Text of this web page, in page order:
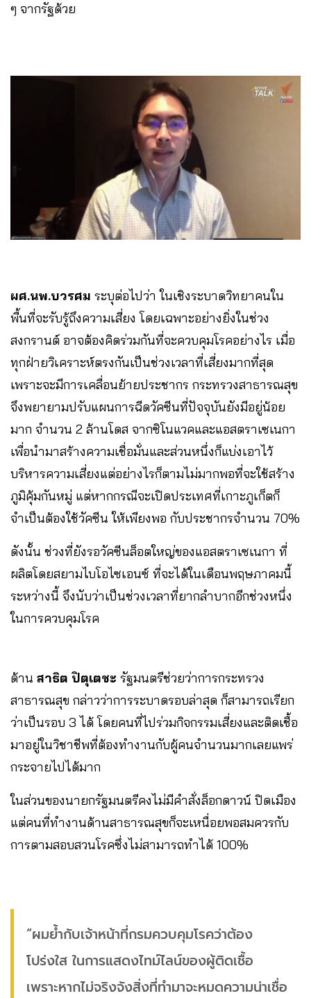
ๆ จากรัฐด้วย
ผศ.นพ.บ​ว​รศ​ม​ ระบุต่อไปว่า​ ในเชิงระบาดวิทยาคนใน
พื้นที่จะรับรู้ถึงความเสี่ยง โดยเฉพาะอย่างยิ่งในช่วง
สงกรานต์ อาจต้องคิดร่วมกันที่จะควบคุมโรคอย่างไร เมื่อ
ทุกฝ่ายวิเคราะห์ตรงกันเป็นช่วงเวลาที่เสี่ยงมากที่สุด
เพราะจะมีการเคลื่อนย้ายประชากร กระทรวงสาธารณสุข​
จึงพยายามปรับแผนการฉีดวัคซีนที่ปัจจุบันยังมีอยู่น้อย
มาก จำนวน 2 ล้านโดส จากซิโนแวคและแอสตราเซเนกา​
เพื่อนำมาสร้างความเชื่อมั่นและส่วนหนึ่งก็แบ่งเอาไว้
บริหารความเสี่ยงแต่อย่างไรก็ตามไม่มากพอที่จะใช้สร้าง
ภูมิคุ้มกันหมู่ แต่หากกรณีจะเปิดประเทศที่เกาะภูเก็ตก็
จำเป็นต้องใช้วัคซีน ให้เพียงพอ กับประชากรจำนวน 70%
ดังนั้น ช่วงที่ยังรอวัคซีนล็อตใหญ่ของแอสตราเซเนกา ที่
ผลิตโดยสยามไบโอไซเอนซ์ ที่จะได้ในเดือนพฤษภา​คม​นี้​
ระหว่างนี้ จึงนับว่าเป็นช่วงเวลาที่ยากลำบากอีกช่วงหนึ่ง
ในการควบคุมโรค
ด้าน สาธิต​ ปิตุเตชะ ​ รัฐมนตรีช่วยว่าการกระทรวง
สาธารณสุข​ กล่าวว่าการระบาดรอบล่าสุด​ ก็สามารถเรียก
ว่าเป็นรอบ 3 ได้ โดยคนที่ไปร่วมกิจกรรมเสี่ยงและติดเชื้อ
มาอยู่ในวิชาชีพที่ต้องทำงานกับผู้คนจำนวนมากเลยแพร่
กระจายไปได้มาก
ในส่วนของนายกรัฐมนตรีคงไม่มีคำสั่งล็อกดาวน์​ ปิดเมือง​
แต่คนที่ทำงานด้านสาธารณสุขก็จะเหนื่อยพอสมควรกับ
การตามสอบสวนโรคซึ่งไม่สามารถทำได้ 100%
“ผมย้ำกับเจ้าหน้าที่กรมควบคุมโรคว่าต้อง
โปร่งใส ในการแสดงไทม์ไลน์ของผู้ติดเชื้อ
เพราะหากไม่จริงจังสิ่งที่ทำมาจะหมดความน่าเชื่อ